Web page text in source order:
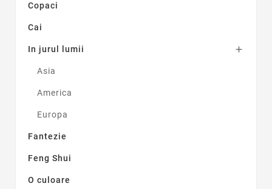
Copaci
Cai
In jurul lumii 
Asia
America
Europa
Fantezie
Feng Shui
O culoare